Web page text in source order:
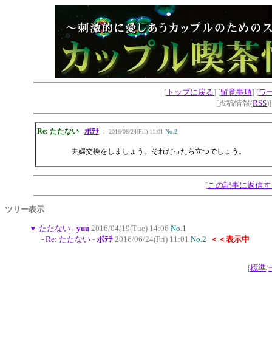
[ トップに戻る] [留意事項] [ワ
[投稿情報(RSS
Re: たたない ポﾃﾁ： 2016/06/24(Fri) 11:01 No.2
夫婦交換をしましょう。それだったら立つでしょう。
[この記事に返信す
ツリー表示
▼ たたない - yuu 2016/04/19(Tue) 14:06 No.1
└Re: たたない - ポﾃﾁ 2016/06/24(Fri) 11:01 No.2 ＜＜表示中
[標準/